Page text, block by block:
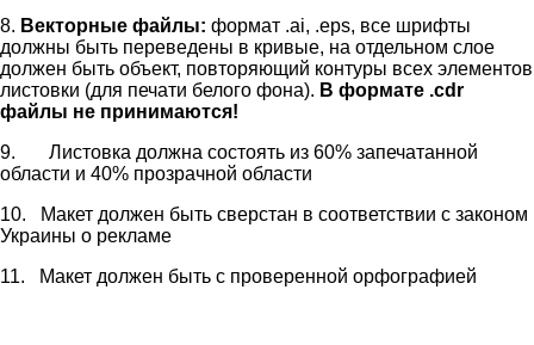
8. Векторные файлы: формат .ai, .eps, все шрифты
должны быть переведены в кривые, на отдельном слое
должен быть объект, повторяющий контуры всех элементов
листовки (для печати белого фона). В формате .cdr
файлы не принимаются!
9. Листовка должна состоять из 60% запечатанной
области и 40% прозрачной области
10. Макет должен быть сверстан в соответствии с законом
Украины о рекламе
11. Макет должен быть с проверенной орфографией